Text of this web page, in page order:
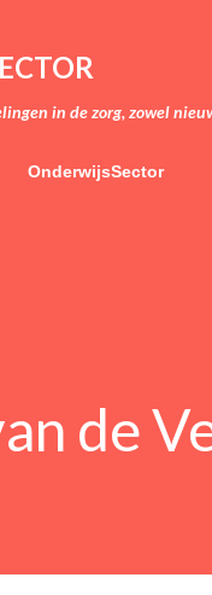
in de zorg, zowel
OnderwijsSector
de